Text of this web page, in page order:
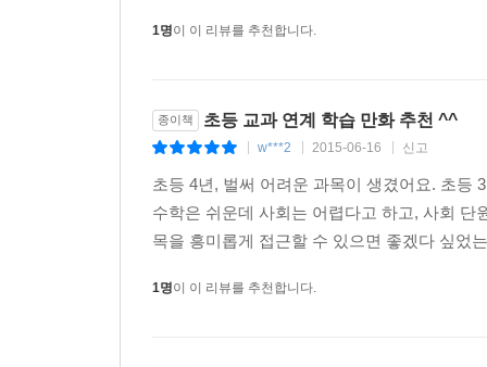
1명이 이 리뷰를 추천합니다.
종이책 초등 교과 연계 학습 만화 추천 ^^
w***2 2015-06-16 신고
초등 4년, 벌써 어려운 과목이 생겼어요. 초등
수학은 쉬운데 사회는 어렵다고 하고, 사회
목을 흥미롭게 접근할 수 있으면 좋겠다 싶었
1명이 이 리뷰를 추천합니다.